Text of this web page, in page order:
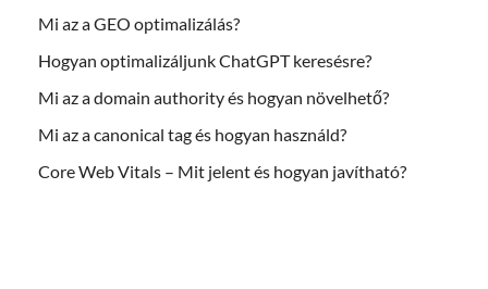
Mi az a GEO optimalizálás?
Hogyan optimalizáljunk ChatGPT keresésre?
Mi az a domain authority és hogyan növelhető?
Mi az a canonical tag és hogyan használd?
Core Web Vitals – Mit jelent és hogyan javítható?